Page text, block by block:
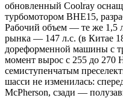
обновленный Coolray
турбомотором BHE15,
Рабочий объем — те же 1,5
рынка — 147 л.с. (в Китае
дореформенной машины с
момент вырос с 255 до 270
семиступенчатым
шасси не изменилась:
McPherson, сзади —